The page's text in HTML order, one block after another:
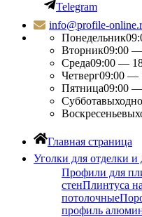
Telegram
info@profile-
Понедельник
Вторник09:00
Среда09:00 —
Четверг09:00 —
Пятница09:00
Суббота
Воскресенье
Главная страница
Уголки для отделки и
Профили для
стенПлинтуса
потолочные
профиль